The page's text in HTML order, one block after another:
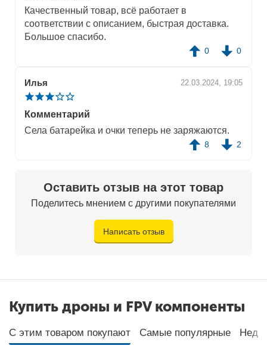
Качественный товар, всё работает в
соответствии с описанием, быстрая доставка.
Большое спасибо.
0 0
Илья 22.03.2024, 19:05
Комментарий
Села батарейка и очки теперь не заряжаются.
8 2
Оставить отзыв на этот товар
Поделитесь мнением с другими покупателями
Написать отзыв
Купить дроны и FPV компоненты
С этим товаром покупают Самые популярные